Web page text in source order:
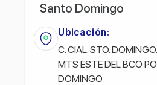
Santo Domingo
Ubicación:
C. CIAL. STO.
MTS ESTE DEL BCO
DOMINGO